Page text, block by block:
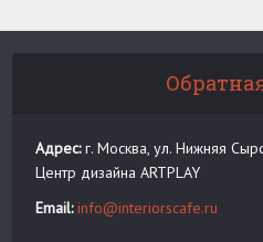
Адрес:г. Москва, ул. Нижняя
Центр дизайна ARTPLAY
Email: info@interiorscafe.ru